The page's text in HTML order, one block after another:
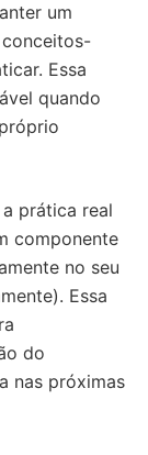
um
Essa
quando
prática real
componente
no seu
Essa
do
nas próximas